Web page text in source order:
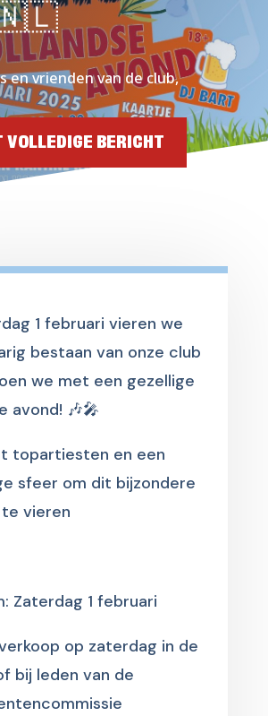
🇳🇱
en vrienden van de club,
VOLLEDIGE BERICHT
1 februari vieren we
bestaan van onze club
we met een gezellige
avond! 🎶🎤
topartiesten en een
sfeer om dit bijzondere
vieren
Zaterdag 1 februari
op zaterdag in de
bij leden van de